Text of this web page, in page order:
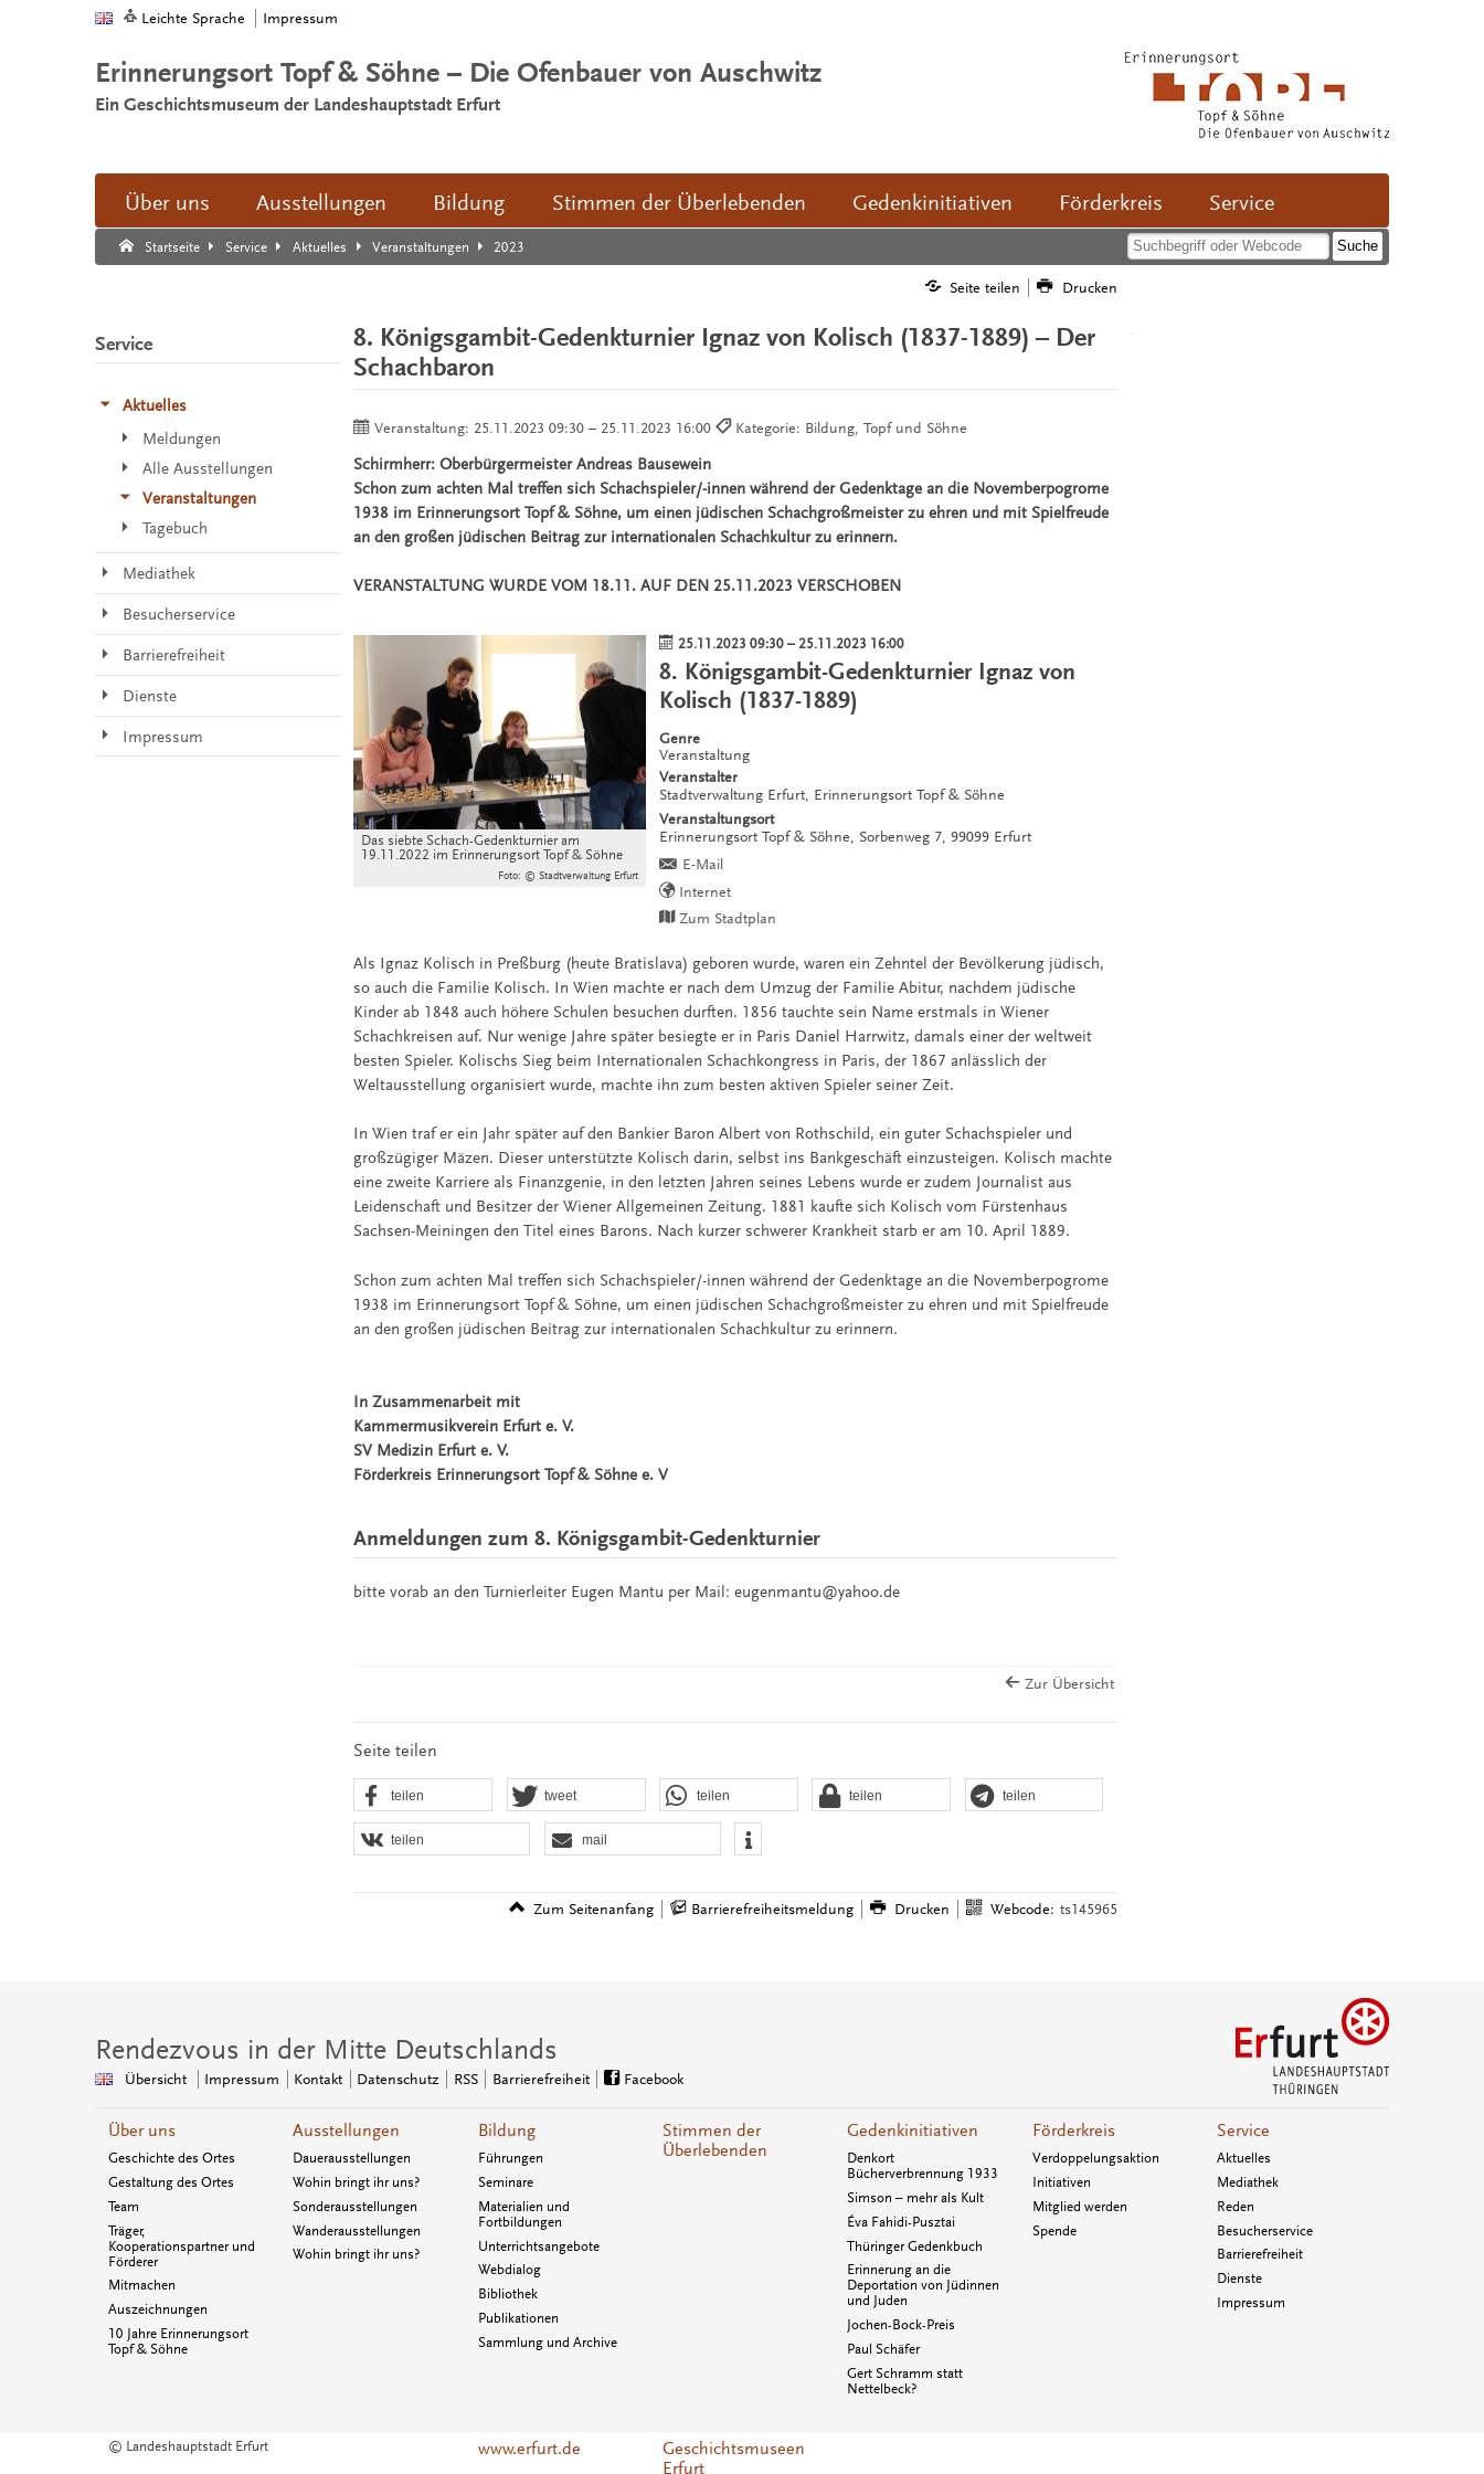
Leichte Sprache Impressum
Erinnerungsort Topf & Söhne – Die Ofenbauer von Auschwitz
Ein Geschichtsmuseum der Landeshauptstadt Erfurt
Über uns Ausstellungen Bildung Stimmen der Überlebenden Gedenkinitiativen Förderkreis Service
Startseite Service Aktuelles Veranstaltungen 2023
Suche:
Suche Ende.
Seite teilen Drucken
8. Königsgambit-Gedenkturnier Ignaz von Kolisch (1837-1889) – Der
Schachbaron
Veranstaltung: 25.11.2023 09:30 – 25.11.2023 16:00 Kategorie: Bildung, Topf und Söhne
Schirmherr: Oberbürgermeister Andreas Bausewein
Schon zum achten Mal treffen sich Schachspieler/-innen während der Gedenktage an die Novemberpogrome
1938 im Erinnerungsort Topf & Söhne, um einen jüdischen Schachgroßmeister zu ehren und mit Spielfreude
an den großen jüdischen Beitrag zur internationalen Schachkultur zu erinnern.
VERANSTALTUNG WURDE VOM 18.11. AUF DEN 25.11.2023 VERSCHOBEN
Das siebte Schach-Gedenkturnier am
19.11.2022 im Erinnerungsort Topf & Söhne
Foto: © Stadtverwaltung Erfurt
25.11.2023 09:30 – 25.11.2023 16:00
8. Königsgambit-Gedenkturnier Ignaz von
Kolisch (1837-1889)
Genre
Veranstaltung
Veranstalter
Stadtverwaltung Erfurt, Erinnerungsort Topf & Söhne
Veranstaltungsort
Erinnerungsort Topf & Söhne, Sorbenweg 7, 99099 Erfurt
E-Mail
Internet
Zum Stadtplan
Als Ignaz Kolisch in Preßburg (heute Bratislava) geboren wurde, waren ein Zehntel der Bevölkerung jüdisch,
so auch die Familie Kolisch. In Wien machte er nach dem Umzug der Familie Abitur, nachdem jüdische
Kinder ab 1848 auch höhere Schulen besuchen durften. 1856 tauchte sein Name erstmals in Wiener
Schachkreisen auf. Nur wenige Jahre später besiegte er in Paris Daniel Harrwitz, damals einer der weltweit
besten Spieler. Kolischs Sieg beim Internationalen Schachkongress in Paris, der 1867 anlässlich der
Weltausstellung organisiert wurde, machte ihn zum besten aktiven Spieler seiner Zeit.
In Wien traf er ein Jahr später auf den Bankier Baron Albert von Rothschild, ein guter Schachspieler und
großzügiger Mäzen. Dieser unterstützte Kolisch darin, selbst ins Bankgeschäft einzusteigen. Kolisch machte
eine zweite Karriere als Finanzgenie, in den letzten Jahren seines Lebens wurde er zudem Journalist aus
Leidenschaft und Besitzer der Wiener Allgemeinen Zeitung. 1881 kaufte sich Kolisch vom Fürstenhaus
Sachsen-Meiningen den Titel eines Barons. Nach kurzer schwerer Krankheit starb er am 10. April 1889.
Schon zum achten Mal treffen sich Schachspieler/-innen während der Gedenktage an die Novemberpogrome
1938 im Erinnerungsort Topf & Söhne, um einen jüdischen Schachgroßmeister zu ehren und mit Spielfreude
an den großen jüdischen Beitrag zur internationalen Schachkultur zu erinnern.
In Zusammenarbeit mit
Kammermusikverein Erfurt e. V.
SV Medizin Erfurt e. V.
Förderkreis Erinnerungsort Topf & Söhne e. V
Anmeldungen zum 8. Königsgambit-Gedenkturnier
bitte vorab an den Turnierleiter Eugen Mantu per Mail: eugenmantu@yahoo.de
Zur Übersicht
Seite teilen
teilen tweet teilen teilen teilen
teilen mail
Zum Seitenanfang Barrierefreiheitsmeldung Drucken Webcode: ts145965
Service
Aktuelles
Meldungen
Alle Ausstellungen
Veranstaltungen
Tagebuch
Mediathek
Besucherservice
Barrierefreiheit
Dienste
Impressum
Rendezvous in der Mitte Deutschlands
Übersicht Impressum Kontakt Datenschutz RSS Barrierefreiheit Facebook
Über uns
Geschichte des Ortes
Gestaltung des Ortes
Team
Träger,
Kooperationspartner und
Förderer
Mitmachen
Auszeichnungen
10 Jahre Erinnerungsort
Topf & Söhne
Ausstellungen
Dauerausstellungen
Wohin bringt ihr uns?
Sonderausstellungen
Wanderausstellungen
Wohin bringt ihr uns?
Bildung
Führungen
Seminare
Materialien und
Fortbildungen
Unterrichtsangebote
Webdialog
Bibliothek
Publikationen
Sammlung und Archive
Stimmen der
Überlebenden
Gedenkinitiativen
Denkort
Bücherverbrennung 1933
Simson – mehr als Kult
Éva Fahidi-Pusztai
Thüringer Gedenkbuch
Erinnerung an die
Deportation von Jüdinnen
und Juden
Jochen-Bock-Preis
Paul Schäfer
Gert Schramm statt
Nettelbeck?
Förderkreis
Verdoppelungsaktion
Initiativen
Mitglied werden
Spende
Service
Aktuelles
Mediathek
Reden
Besucherservice
Barrierefreiheit
Dienste
Impressum
© Landeshauptstadt Erfurt www.erfurt.de
Geschichtsmuseen
Erfurt